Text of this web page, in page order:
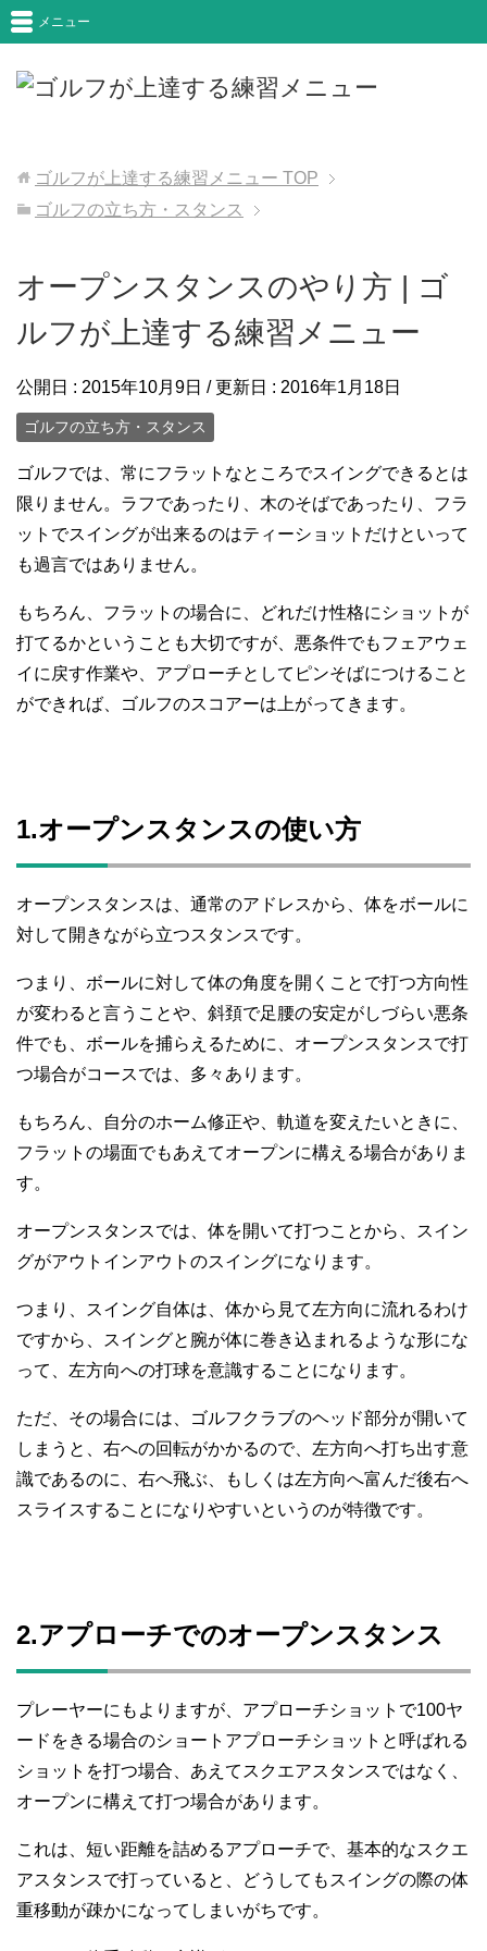
メニュー
ゴルフが上達する練習メニュー TOP
ゴルフの立ち方・スタンス
オープンスタンスのやり方 | ゴ
ルフが上達する練習メニュー
公開日 : 2015年10月9日 / 更新日 : 2016年1月18日
ゴルフの立ち方・スタンス
ゴルフでは、常にフラットなところでスイングできるとは
限りません。ラフであったり、木のそばであったり、フラ
ットでスイングが出来るのはティーショットだけといって
も過言ではありません。
もちろん、フラットの場合に、どれだけ性格にショットが
打てるかということも大切ですが、悪条件でもフェアウェ
イに戻す作業や、アプローチとしてピンそばにつけること
ができれば、ゴルフのスコアーは上がってきます。
1.オープンスタンスの使い方
オープンスタンスは、通常のアドレスから、体をボールに
対して開きながら立つスタンスです。
つまり、ボールに対して体の角度を開くことで打つ方向性
が変わると言うことや、斜頚で足腰の安定がしづらい悪条
件でも、ボールを捕らえるために、オープンスタンスで打
つ場合がコースでは、多々あります。
もちろん、自分のホーム修正や、軌道を変えたいときに、
フラットの場面でもあえてオープンに構える場合がありま
す。
オープンスタンスでは、体を開いて打つことから、スイン
グがアウトインアウトのスイングになります。
つまり、スイング自体は、体から見て左方向に流れるわけ
ですから、スイングと腕が体に巻き込まれるような形にな
って、左方向への打球を意識することになります。
ただ、その場合には、ゴルフクラブのヘッド部分が開いて
しまうと、右への回転がかかるので、左方向へ打ち出す意
識であるのに、右へ飛ぶ、もしくは左方向へ富んだ後右へ
スライスすることになりやすいというのが特徴です。
2.アプローチでのオープンスタンス
プレーヤーにもよりますが、アプローチショットで100ヤ
ードをきる場合のショートアプローチショットと呼ばれる
ショットを打つ場合、あえてスクエアスタンスではなく、
オープンに構えて打つ場合があります。
これは、短い距離を詰めるアプローチで、基本的なスクエ
アスタンスで打っていると、どうしてもスイングの際の体
重移動が疎かになってしまいがちです。